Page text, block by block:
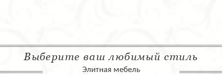
Выберите ваш любимый стиль
Элитная мебель